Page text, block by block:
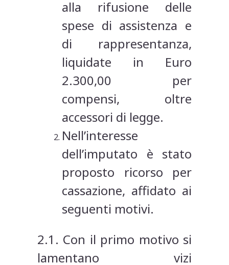
alla rifusione delle
spese di assistenza e
di rappresentanza,
liquidate in Euro
2.300,00 per
compensi, oltre
accessori di legge.
Nell’interesse
dell’imputato è stato
proposto ricorso per
cassazione, affidato ai
seguenti motivi.
2.1. Con il primo motivo si
lamentano vizi